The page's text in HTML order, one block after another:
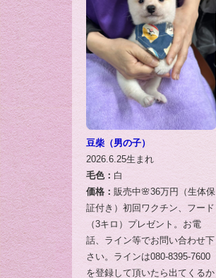
豆柴（男の子）
2026.6.25生まれ
毛色： 白
価格： 販売中🌸36万円（生体保
証付き）初回ワクチン、フード
（3キロ）プレゼント。お電
話、ライン等でお問い合わせ下
さい。ラインは080-8395-7600
を登録して頂いたら出てくるか